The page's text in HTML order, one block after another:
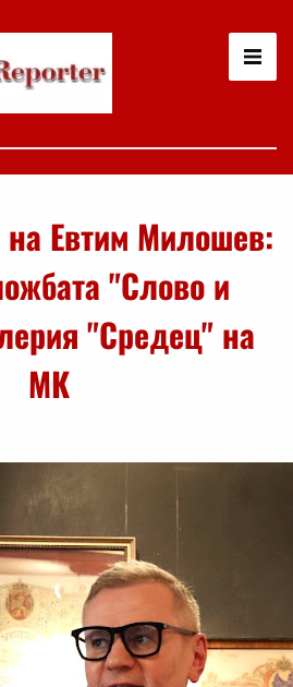
Евтим Милошев:
"Слово и
"Средец" на
МК